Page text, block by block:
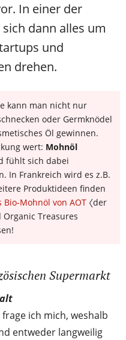
In einer der
dann alles um
und
drehen.
kann man nicht nur
oder Germknödel
Öl gewinnen.
wert: Mohnöl
fühlt sich dabei
In Frankreich wird es z.B.
Produktideen finden
Mohnöl von AOT 〈der
Treasures
Supermarkt
ich mich, weshalb
entweder langweilig